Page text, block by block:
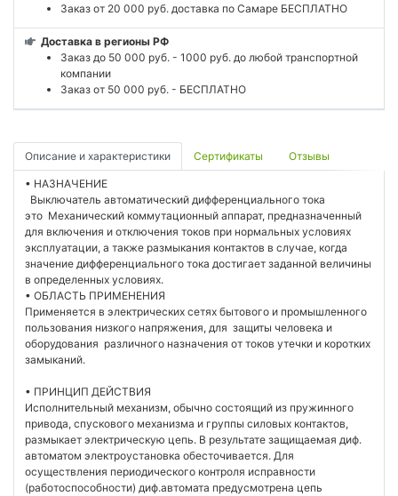
Заказ от 20 000 руб. доставка по Самаре БЕСПЛАТНО
Доставка в регионы РФ
Заказ до 50 000 руб. - 1000 руб. до любой транспортной
компании
Заказ от 50 000 руб. - БЕСПЛАТНО
Описание и характеристики Сертификаты Отзывы
• НАЗНАЧЕНИЕ
Выключатель автоматический дифференциального тока
это Механический коммутационный аппарат, предназначенный
для включения и отключения токов при нормальных условиях
эксплуатации, а также размыкания контактов в случае, когда
значение дифференциального тока достигает заданной величины
в определенных условиях.
• ОБЛАСТЬ ПРИМЕНЕНИЯ
Применяется в электрических сетях бытового и промышленного
пользования низкого напряжения, для защиты человека и
оборудования различного назначения от токов утечки и коротких
замыканий.
• ПРИНЦИП ДЕЙСТВИЯ
Исполнительный механизм, обычно состоящий из пружинного
привода, спускового механизма и группы силовых контактов,
размыкает электрическую цепь. В результате защищаемая диф.
автоматом электроустановка обесточивается. Для
осуществления периодического контроля исправности
(работоспособности) диф.автомата предусмотрена цепь